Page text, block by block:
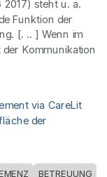
steht u. a.
Funktion der
[. .. ] Wenn im
Kommunikation
via CareLit
der
BETREUUNG